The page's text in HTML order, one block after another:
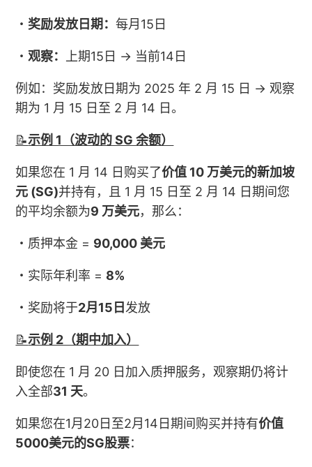
・ 奖励发放日期：每月15日
・观察： 上期15日 → 当前14日
例如：奖励发放日期为 2025 年 2 月 15 日 → 观察
期为 1 月 15 日至 2 月 14 日。
📝示例 1（波动的 SG 余额）
如果您在 1 月 14 日购买了价值 10 万美元的新加坡
元 (SG)并持有，且 1 月 15 日至 2 月 14 日期间您
的平均余额为9 万美元，那么：
・质押本金 = 90,000 美元
・实际年利率 = 8%
・奖励将于2月15日发放
📝示例 2（期中加入）
即使您在 1 月 20 日加入质押服务，观察期仍将计
入全部31 天。
如果您在1月20日至2月14日期间购买并持有价值
5000美元的SG股票：